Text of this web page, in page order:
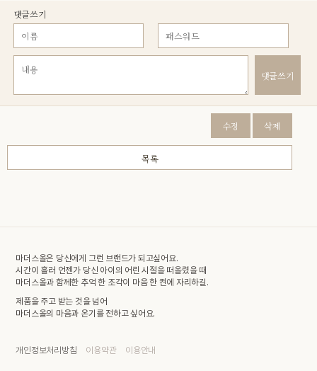
댓글쓰기
댓글쓰기
수정 삭제
목록
마더스올은 당신에게 그런 브랜드가 되고싶어요.
시간이 흘러 언젠가 당신 아이의 어린 시절을 떠올렸을 때
마더스올과 함께한 추억 한 조각이 마음 한 켠에 자리하길.
제품을 주고 받는 것을 넘어
마더스올의 마음과 온기를 전하고 싶어요.
개인정보처리방침 이용약관 이용안내